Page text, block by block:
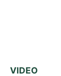
VIDEO